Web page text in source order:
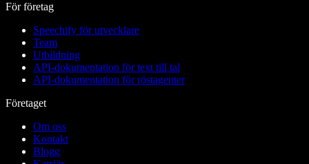
För företag
Speechify för utvecklare
Team
Utbildning
API-dokumentation för text till tal
API-dokumentation för röstagenter
Företaget
Om oss
Kontakt
Blogg